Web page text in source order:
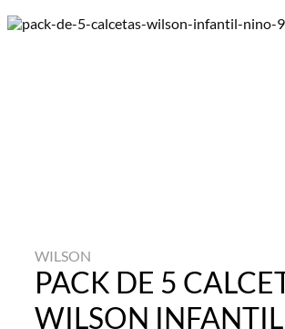
WILSON
PACK DE 5
WILSON INFANTIL